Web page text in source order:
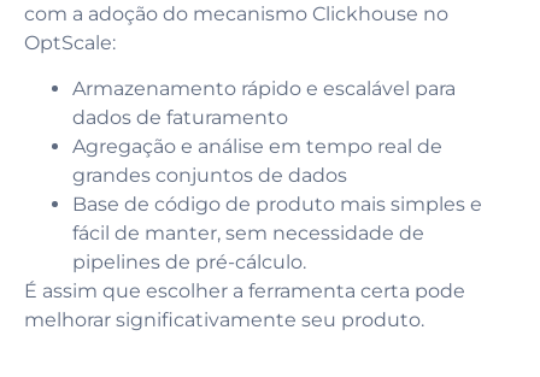
com a adoção do mecanismo Clickhouse no
OptScale:
Armazenamento rápido e escalável para
dados de faturamento
Agregação e análise em tempo real de
grandes conjuntos de dados
Base de código de produto mais simples e
fácil de manter, sem necessidade de
pipelines de pré-cálculo.
É assim que escolher a ferramenta certa pode
melhorar significativamente seu produto.